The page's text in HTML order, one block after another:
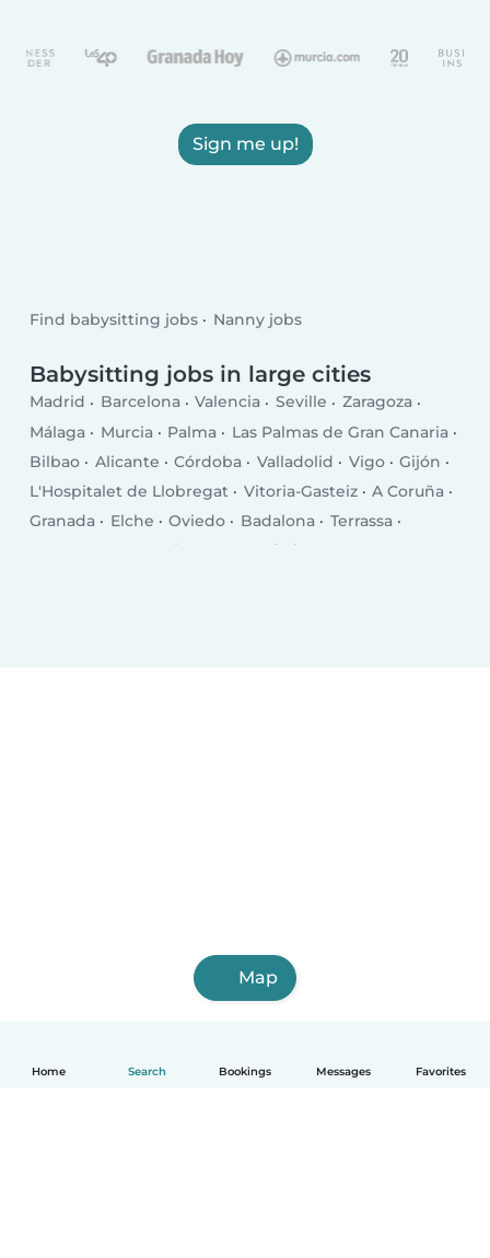
Home Search Bookings Messages Favorites
Sign me up!
Find babysitting jobs Nanny jobs
Babysitting jobs in large cities
Madrid Barcelona Valencia Seville
Zaragoza
Málaga
Murcia Palma
Las Palmas de Gran Canaria
Bilbao
Alicante Córdoba Valladolid Vigo
Gijón
L'Hospitalet de Llobregat
Vitoria-Gasteiz
A Coruña
Granada
Elche Oviedo Badalona
Terrassa
Pamplona
Jerez de la Frontera
Map